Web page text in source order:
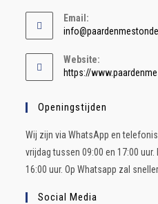
Email:
Website:
https://
Openingstijden
Wij zijn via WhatsApp en
vrijdag tussen 09:00 en 17:00
16:00 uur. Op Whatsapp zal
Social Media